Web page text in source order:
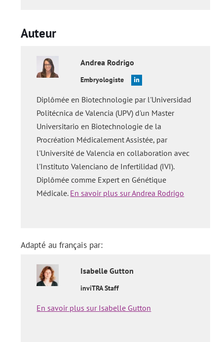
Auteur
Andrea Rodrigo
Embryologiste
Diplômée en Biotechnologie par l'Universidad
Politécnica de Valencia (UPV) d'un Master
Universitario en Biotechnologie de la
Procréation Médicalement Assistée, par
l'Université de Valencia en collaboration avec
l'Instituto Valenciano de Infertilidad (IVI).
Diplômée comme Expert en Génétique
Médicale. En savoir plus sur Andrea Rodrigo
Adapté au français par:
Isabelle Gutton
inviTRA Staff
En savoir plus sur Isabelle Gutton